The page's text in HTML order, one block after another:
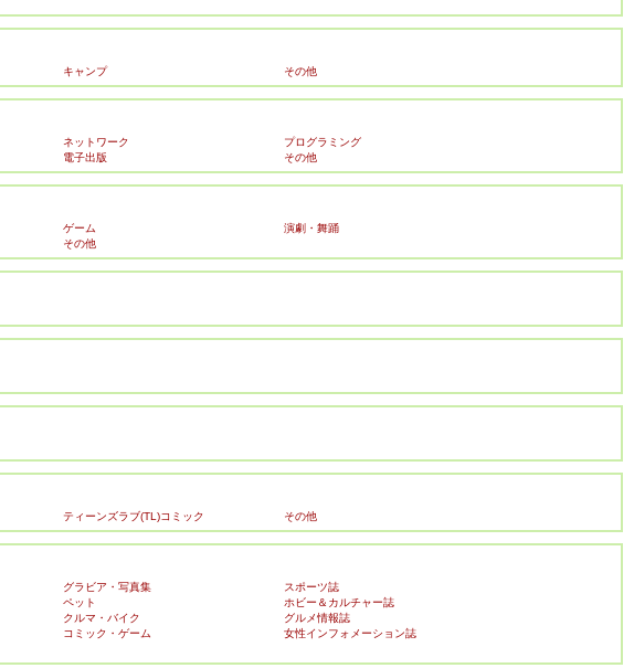
キャンプ その他
ネットワーク
プログラミング
電子出版 その他
ゲーム
演劇・舞踊
その他
ティーンズラブ(TL)コミック その他
グラビア・写真集
スポーツ誌
ペット
ホビー＆カルチャー誌
クルマ・バイク
グルメ情報誌
コミック・ゲーム
女性インフォメーション誌